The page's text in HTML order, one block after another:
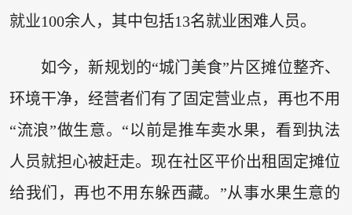
就业100余人，其中包括13名就业困难人员。
如今，新规划的“城门美食”片区摊位整齐、
环境干净，经营者们有了固定营业点，再也不用
“流浪”做生意。“以前是推车卖水果，看到执法
人员就担心被赶走。现在社区平价出租固定摊位
给我们，再也不用东躲西藏。”从事水果生意的